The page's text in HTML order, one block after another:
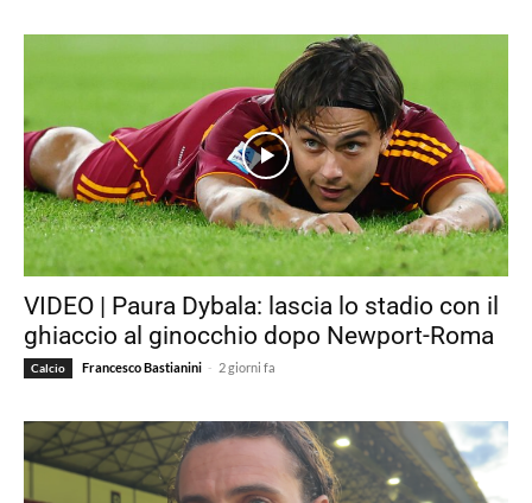
VIDEO | Paura Dybala: lascia lo stadio con il
ghiaccio al ginocchio dopo Newport-Roma
Calcio Francesco Bastianini - 2 giorni fa